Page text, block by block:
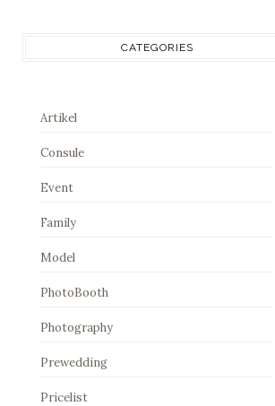
CATEGORIES
Artikel
Consule
Event
Family
Model
PhotoBooth
Photography
Prewedding
Pricelist